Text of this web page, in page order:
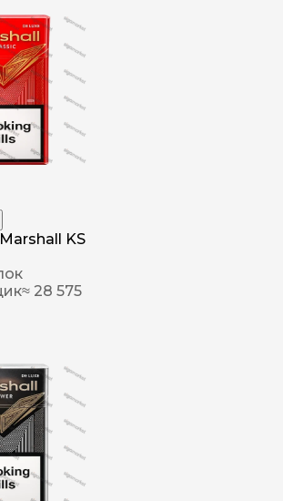
KS
≈ 28 575